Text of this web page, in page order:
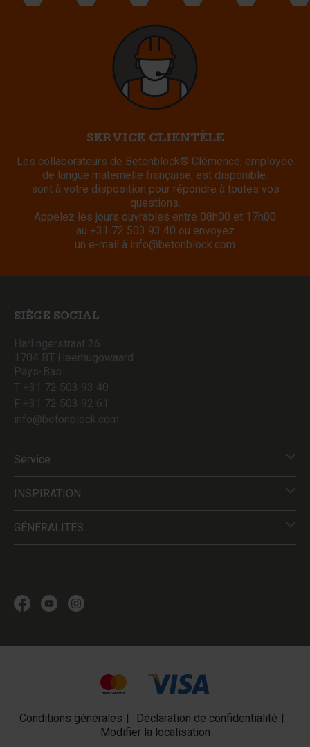
SERVICE CLIENTÈLE
Les collaborateurs de Betonblock® Clémence, employée
de langue maternelle française, est disponible.
sont à votre disposition pour répondre à toutes vos
questions.
Appelez les jours ouvrables entre 08h00 et 17h00
au +31 72 503 93 40 ou envoyez
un e-mail à info@betonblock.com
SIÈGE SOCIAL
Harlingerstraat 26
1704 BT Heerhugowaard
Pays-Bas
T +31 72 503 93 40
F +31 72 503 92 61
info@betonblock.com
Service
INSPIRATION
GÉNÉRALITÉS
Conditions générales
Déclaration de confidentialité
Modifier la localisation